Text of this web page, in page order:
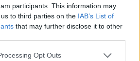
participants. This information may
to third parties on the IAB’s List of
that may further disclose it to other
Opt Outs
kialakítása vagy cseréje,
energiaforrások
is,
ideértve a hő-, hang-,